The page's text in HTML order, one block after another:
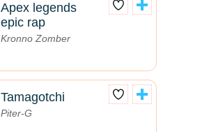
Apex legends
epic rap
Kronno Zomber
Tamagotchi
Piter-G